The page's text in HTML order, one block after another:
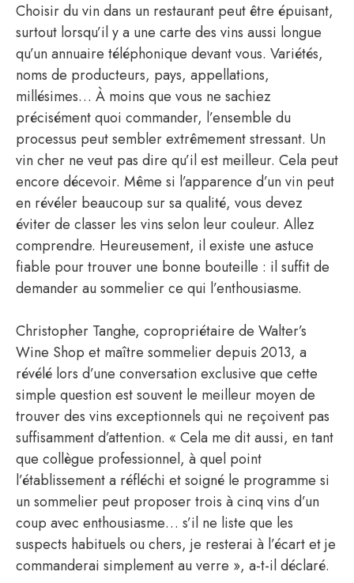
Choisir du vin dans un restaurant peut être épuisant,
surtout lorsqu’il y a une carte des vins aussi longue
qu’un annuaire téléphonique devant vous. Variétés,
noms de producteurs, pays, appellations,
millésimes… À moins que vous ne sachiez
précisément quoi commander, l’ensemble du
processus peut sembler extrêmement stressant. Un
vin cher ne veut pas dire qu’il est meilleur. Cela peut
encore décevoir. Même si l’apparence d’un vin peut
en révéler beaucoup sur sa qualité, vous devez
éviter de classer les vins selon leur couleur. Allez
comprendre. Heureusement, il existe une astuce
fiable pour trouver une bonne bouteille : il suffit de
demander au sommelier ce qui l’enthousiasme.
Christopher Tanghe, copropriétaire de Walter’s
Wine Shop et maître sommelier depuis 2013, a
révélé lors d’une conversation exclusive que cette
simple question est souvent le meilleur moyen de
trouver des vins exceptionnels qui ne reçoivent pas
suffisamment d’attention. « Cela me dit aussi, en tant
que collègue professionnel, à quel point
l’établissement a réfléchi et soigné le programme si
un sommelier peut proposer trois à cinq vins d’un
coup avec enthousiasme… s’il ne liste que les
suspects habituels ou chers, je resterai à l’écart et je
commanderai simplement au verre », a-t-il déclaré.